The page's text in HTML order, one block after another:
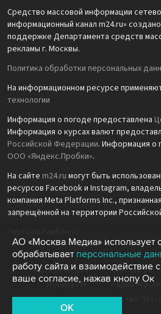
Средство массовой информации
информационный канал m24.ru»
поддержке Департамента средств
рекламы г. Москвы.
Политика обработки персональных
На информационном ресурсе
технологии
Информация о погоде предоставлена
Информация о курсах валют
Российской Федерации. Информация о
ООО «Яндекс.Пробки».
На сайте m24.ru могут быть
ресурсов Facebook и Instagram,
компания Meta Platforms Inc.,
запрещённой на территории
Москва Медиа Москва 24
Москва FM
Радио Москвы
Агентство
АО «Москва Медиа» использует
обрабатывает персональные
работу сайта и взаимодействие
ваше согласие, нажав кнопу Ок
OK